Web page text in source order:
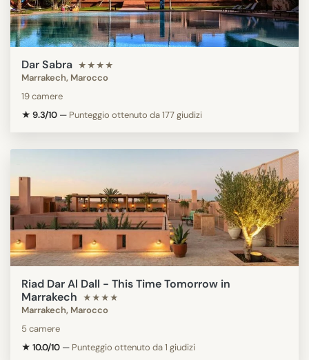
Dar Sabra ★★★★
Marrakech, Marocco
19 camere
★ 9.3/10 — Punteggio ottenuto da 177 giudizi
Riad Dar Al Dall - This Time Tomorrow in
Marrakech
★★★★
Marrakech, Marocco
5 camere
★ 10.0/10 — Punteggio ottenuto da 1 giudizi